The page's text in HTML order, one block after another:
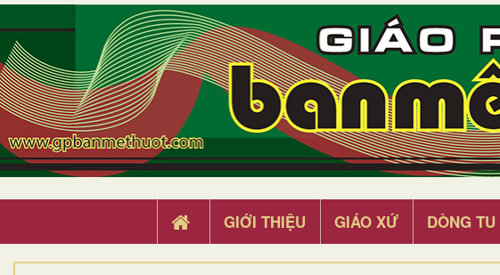
GIỚI THIỆU GIÁO XỨ DÒNG TU